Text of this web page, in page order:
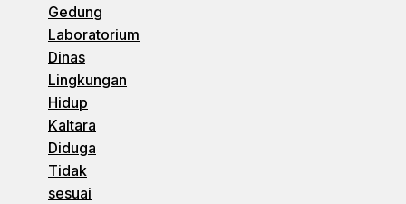
Gedung
Laboratorium
Dinas
Lingkungan
Hidup
Kaltara
Diduga
Tidak
sesuai